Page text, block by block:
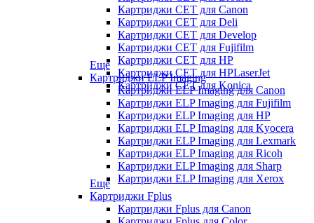
Картриджи CET для Canon
Картриджи CET для Deli
Картриджи CET для Develop
Картриджи CET для Fujifilm
Картриджи CET для HP
Картриджи CET для HPLaserJet
Картриджи CET для Konica
Еще
Картриджи ELP Imaging
Картриджи ELP Imaging для Canon
Картриджи ELP Imaging для Fujifilm
Картриджи ELP Imaging для HP
Картриджи ELP Imaging для Kyocera
Картриджи ELP Imaging для Lexmark
Картриджи ELP Imaging для Ricoh
Картриджи ELP Imaging для Sharp
Картриджи ELP Imaging для Xerox
Еще
Картриджи Fplus
Картриджи Fplus для Canon